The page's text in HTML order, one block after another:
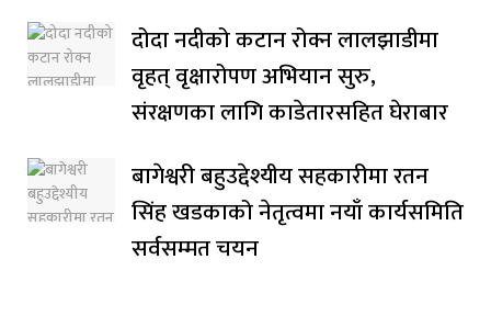
दोदा नदीको कटान रोक्न लालझाडीमा
वृहत् वृक्षारोपण अभियान सुरु,
संरक्षणका लागि काडेतारसहित घेराबार
बागेश्वरी बहुउद्देश्यीय सहकारीमा रतन
सिंह खडकाको नेतृत्वमा नयाँ कार्यसमिति
सर्वसम्मत चयन